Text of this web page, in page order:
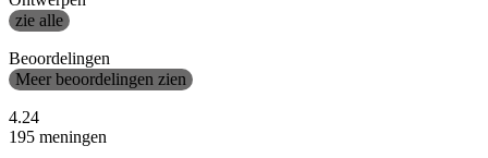
zie alle
Beoordelingen
Meer beoordelingen zien
4.24
195 meningen